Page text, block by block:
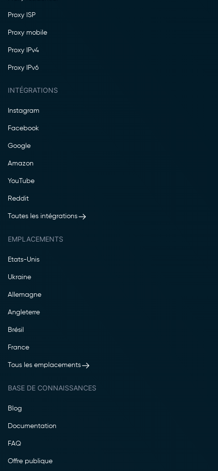
Proxy ISP
Proxy mobile
Proxy IPv4
Proxy IPv6
INTÉGRATIONS
Instagram
Facebook
Google
Amazon
YouTube
Reddit
Toutes les intégrations
EMPLACEMENTS
Etats-Unis
Ukraine
Allemagne
Angleterre
Brésil
France
Tous les emplacements
BASE DE CONNAISSANCES
Blog
Documentation
FAQ
Offre publique